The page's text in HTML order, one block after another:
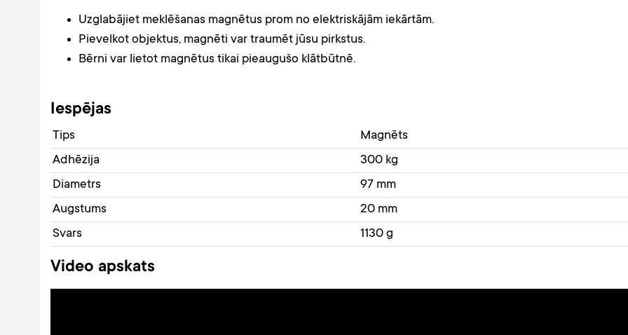
Uzglabājiet meklēšanas magnētus prom no elektriskājām iekārtām.
Pievelkot objektus, magnēti var traumēt jūsu pirkstus.
Bērni var lietot magnētus tikai pieaugušo klātbūtnē.
Iespējas
Tips
Magnēts
Adhēzija
300 kg
Diametrs
97 mm
Augstums
20 mm
Svars
1130 g
Video apskats